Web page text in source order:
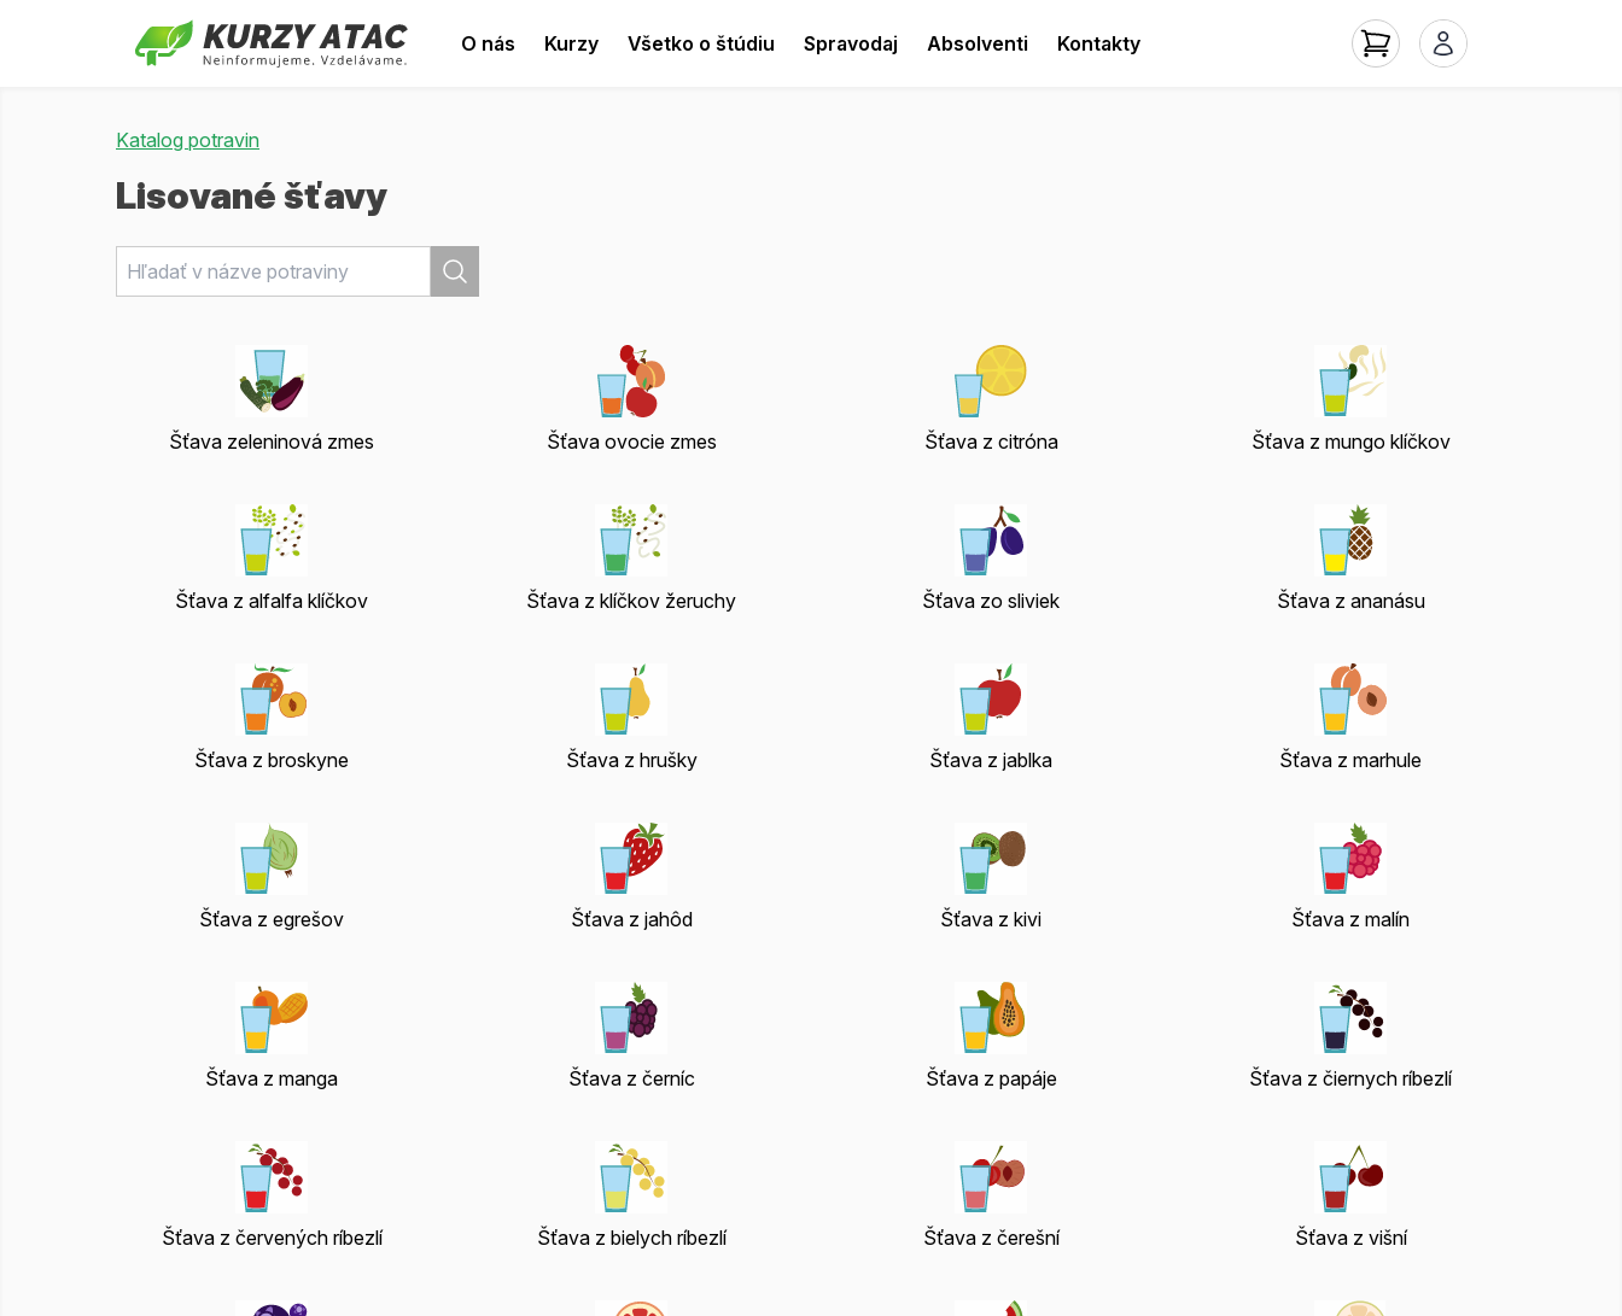
O nás Kurzy Všetko o štúdiu Spravodaj Absolventi Kontakty
Katalog potravin
Lisované šťavy
Šťava zeleninová zmes Šťava ovocie zmes Šťava z citróna Šťava z mungo klíčkov
Šťava z alfalfa klíčkov Šťava z klíčkov žeruchy Šťava zo sliviek Šťava z ananásu
Šťava z broskyne Šťava z hrušky Šťava z jablka Šťava z marhule
Šťava z egrešov Šťava z jahôd Šťava z kivi Šťava z malín
Šťava z manga Šťava z černíc Šťava z papáje Šťava z čiernych ríbezlí
Šťava z červených ríbezlí Šťava z bielych ríbezlí Šťava z čerešní Šťava z višní